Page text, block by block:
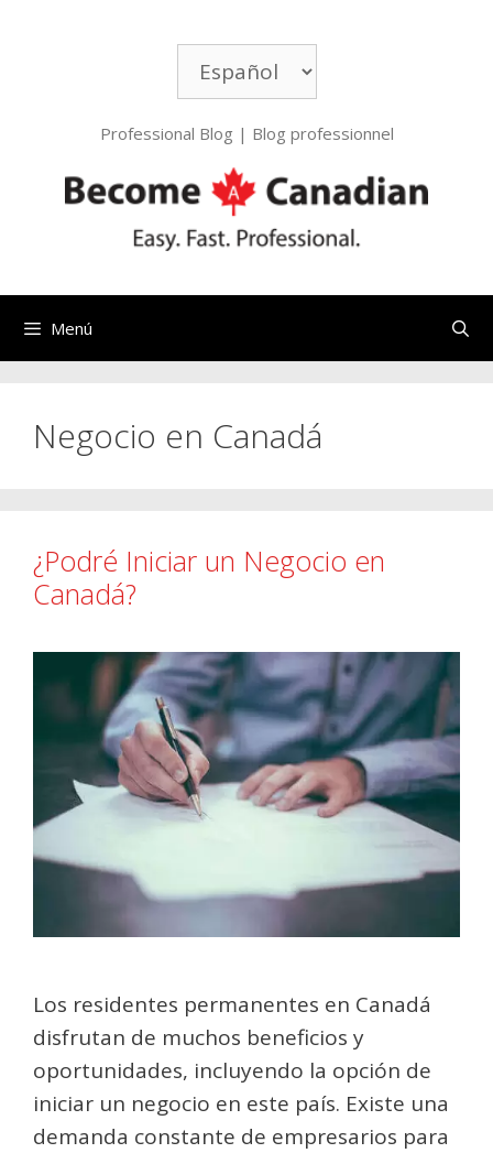
Elegir
un
idioma
Professional Blog | Blog professionnel
Menú
Negocio en Canadá
¿Podré Iniciar un Negocio en
Canadá?
Los residentes permanentes en Canadá
disfrutan de muchos beneficios y
oportunidades, incluyendo la opción de
iniciar un negocio en este país. Existe una
demanda constante de empresarios para